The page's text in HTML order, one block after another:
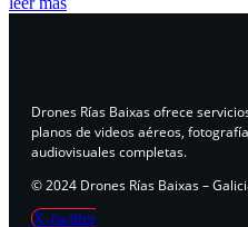
Drones Rías Baixas ofrece
planos de videos aéreos,
audiovisuales completas.
© 2024 Drones Rías Baixas –
X-twitter